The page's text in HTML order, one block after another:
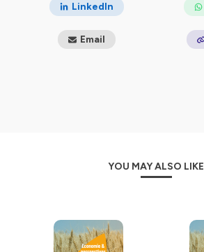
LinkedIn
Email
YOU MAY ALSO LIKE